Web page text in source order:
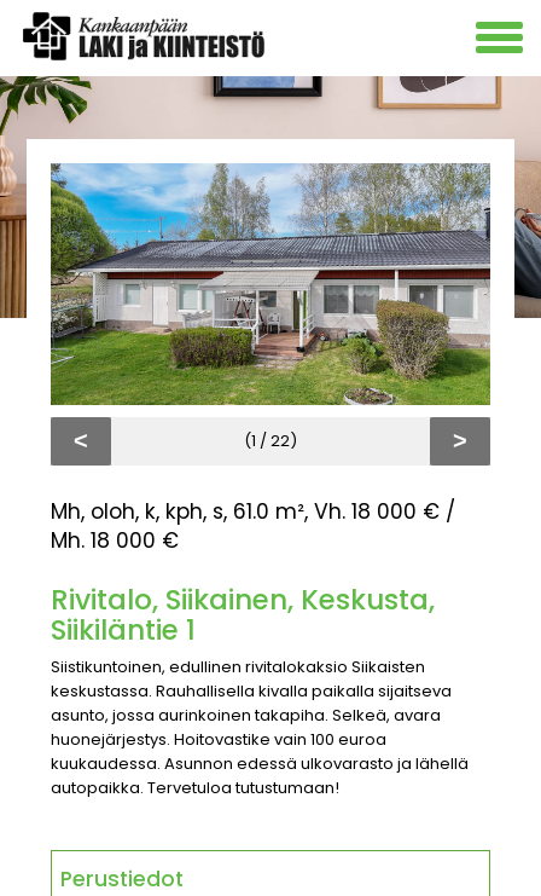
< (1 / 22) >
Mh, oloh, k, kph, s, 61.0 m², Vh. 18 000 € /
Mh. 18 000 €
Rivitalo, Siikainen, Keskusta,
Siikiläntie 1
Siistikuntoinen, edullinen rivitalokaksio Siikaisten
keskustassa. Rauhallisella kivalla paikalla sijaitseva
asunto, jossa aurinkoinen takapiha. Selkeä, avara
huonejärjestys. Hoitovastike vain 100 euroa
kuukaudessa. Asunnon edessä ulkovarasto ja lähellä
autopaikka. Tervetuloa tutustumaan!
Perustiedot